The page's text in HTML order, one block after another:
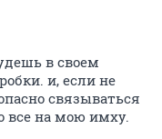
в своем
и, если не
связываться
все на мою имху.